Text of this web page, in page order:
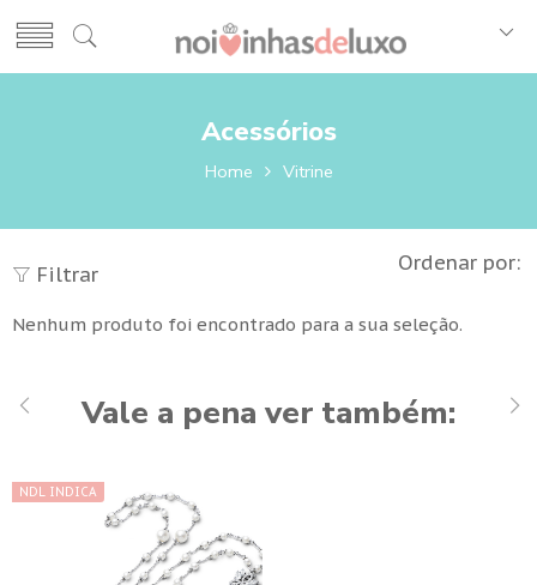
Acessórios
Home Vitrine
Filtrar Ordenar por:
Nenhum produto foi encontrado para a sua seleção.
Vale a pena ver também:
NDL INDICA